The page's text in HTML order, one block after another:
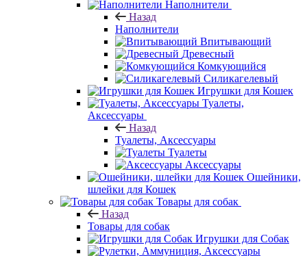
Наполнители
Назад
Наполнители
Впитывающий
Древесный
Комкующийся
Силикагелевый
Игрушки для Кошек
Туалеты,
Аксессуары
Назад
Туалеты, Аксессуары
Туалеты
Аксессуары
Ошейники,
шлейки для Кошек
Товары для собак
Назад
Товары для собак
Игрушки для Собак